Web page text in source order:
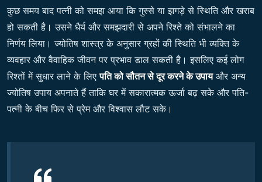
कुछ समय बाद पत्नी को समझ आया कि गुस्से या झगड़े से स्थिति और खराब
हो सकती है। उसने धैर्य और समझदारी से अपने रिश्ते को संभालने का
निर्णय लिया। ज्योतिष शास्त्र के अनुसार ग्रहों की स्थिति भी व्यक्ति के
व्यवहार और वैवाहिक जीवन पर प्रभाव डाल सकती है। इसलिए कई लोग
रिश्तों में सुधार लाने के लिएपति को सौतन से दूर करने के उपायऔर अन्य
ज्योतिष उपाय अपनाते हैं ताकि घर में सकारात्मक ऊर्जा बढ़ सके और पति-
पत्नी के बीच फिर से प्रेम और विश्वास लौट सके।